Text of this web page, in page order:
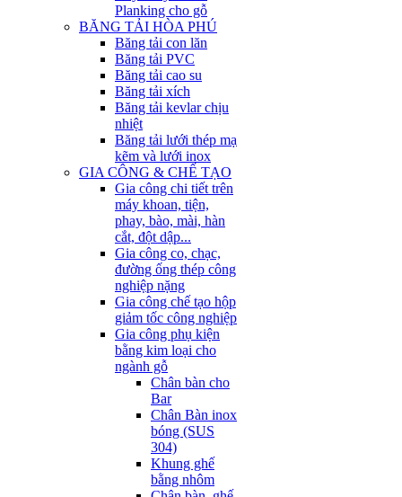
Planking cho gỗ
BĂNG TẢI HÒA PHÚ
Băng tải con lăn
Băng tải PVC
Băng tải cao su
Băng tải xích
Băng tải kevlar chịu
nhiệt
Băng tải lưới thép mạ
kẽm và lưới inox
GIA CÔNG & CHẾ TẠO
Gia công chi tiết trên
máy khoan, tiện,
phay, bào, mài, hàn
cắt, đột dập...
Gia công co, chạc,
đường ống thép công
nghiệp nặng
Gia công chế tạo hộp
giảm tốc công nghiệp
Gia công phụ kiện
bằng kim loại cho
ngành gỗ
Chân bàn cho
Bar
Chân Bàn inox
bóng (SUS
304)
Khung ghế
bằng nhôm